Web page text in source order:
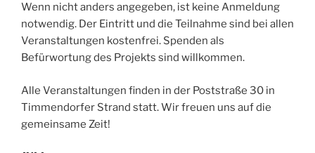
Wenn nicht anders angegeben, ist keine Anmeldung
notwendig. Der Eintritt und die Teilnahme sind bei allen
Veranstaltungen kostenfrei. Spenden als
Befürwortung des Projekts sind willkommen.
Alle Veranstaltungen finden in der Poststraße 30 in
Timmendorfer Strand statt. Wir freuen uns auf die
gemeinsame Zeit!